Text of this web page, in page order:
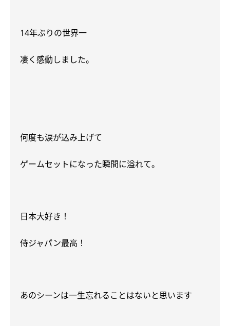
14年ぶりの世界一
凄く感動しました。
何度も涙が込み上げて
ゲームセットになった瞬間に溢れて。
日本大好き！
侍ジャパン最高！
あのシーンは一生忘れることはないと思います